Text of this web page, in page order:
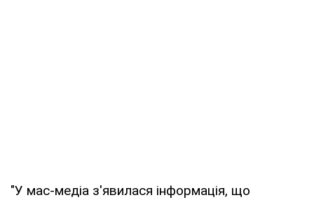
"У мас-медіа з'явилася інформація, що